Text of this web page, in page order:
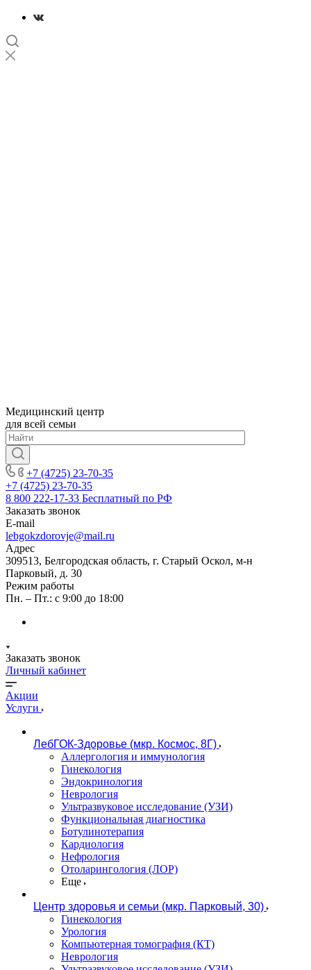
Медицинский центр
для всей семьи
+7 (4725) 23-70-35
+7 (4725) 23-70-35
8 800 222-17-33 Бесплатный по РФ
Заказать звонок
E-mail
lebgokzdorovje@mail.ru
Адрес
309513, Белгородская область, г. Старый Оскол, м-н
Парковый, д. 30
Режим работы
Пн. – Пт.: с 9:00 до 18:00
Заказать звонок
Личный кабинет
Акции
Услуги
ЛебГОК-Здоровье (мкр. Космос, 8Г)
Аллергология и иммунология
Гинекология
Эндокринология
Неврология
Ультразвуковое исследование (УЗИ)
Функциональная диагностика
Ботулинотерапия
Кардиология
Нефрология
Отоларингология (ЛОР)
Еще
Центр здоровья и семьи (мкр. Парковый, 30)
Гинекология
Урология
Компьютерная томография (КТ)
Неврология